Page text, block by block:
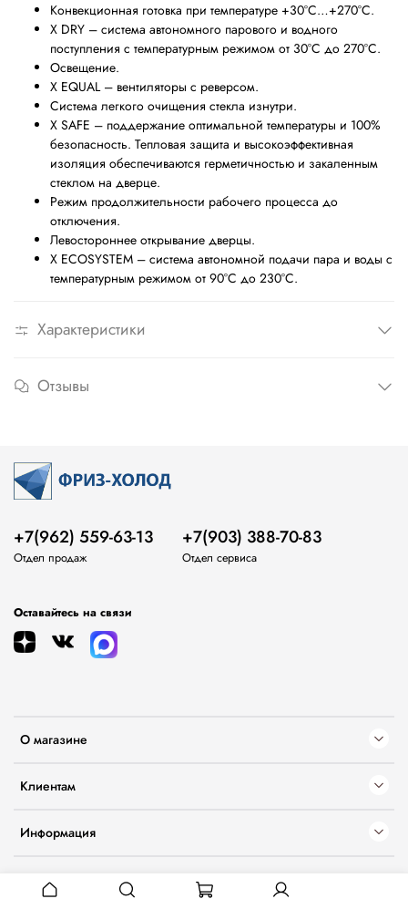
Конвекционная готовка при температуре +30°С…+270°С.
X DRY – система автономного парового и водного
поступления с температурным режимом от 30°С до 270°С.
Освещение.
X EQUAL – вентиляторы с реверсом.
Система легкого очищения стекла изнутри.
X SAFE – поддержание оптимальной температуры и 100%
безопасность. Тепловая защита и высокоэффективная
изоляция обеспечиваются герметичностью и закаленным
стеклом на дверце.
Режим продолжительности рабочего процесса до
отключения.
Левостороннее открывание дверцы.
X ECOSYSTEM – система автономной подачи пара и воды с
температурным режимом от 90°С до 230°С.
Характеристики
Отзывы
О магазине
Клиентам
Информация
+7(962) 559-63-13
Отдел продаж
+7(903) 388-70-83
Отдел сервиса
Оставайтесь на связи